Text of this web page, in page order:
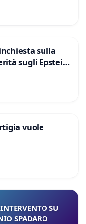
sulla
sugli Epstein
vuole
SU
SPADARO